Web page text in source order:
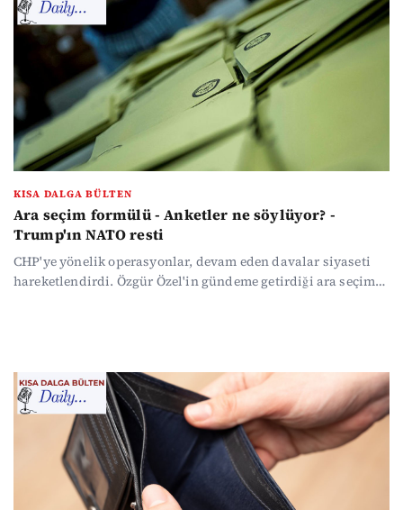
vekilden ilginç sorular geldi: Et baronlarının siyasi
bağlantıları kimler? Cep telefonu tarifelerine zam geldi.
Trump savaş sürecek dedi, petrol fiyatları arttı. Haber
yoğunluğunda kaybolmak istemeyenler için gündemin öne
çıkan başlıklarını özetledik...
KISA DALGA BÜLTEN
Ara seçim formülü - Anketler ne söylüyor? -
Trump'ın NATO resti
CHP'ye yönelik operasyonlar, devam eden davalar siyaseti
hareketlendirdi. Özgür Özel'in gündeme getirdiği ara seçim
düşündüklerini söyledi. Ekmeğe ve akaryakıta zam geldi.
Milli takım 24 yıl sonra Dünya Kupası'na gidiyor...